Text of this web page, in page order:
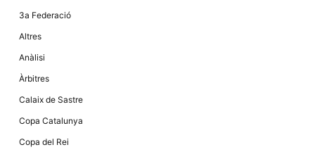
3a Federació
Altres
Anàlisi
Àrbitres
Calaix de Sastre
Copa Catalunya
Copa del Rei